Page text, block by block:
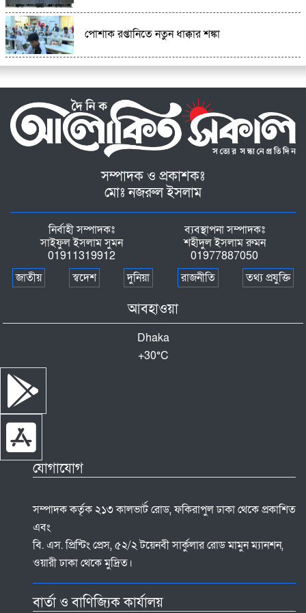
পোশাক রপ্তানিতে নতুন ধাক্কার শঙ্কা
সম্পাদক ও প্রকাশকঃ
মোঃ নজরুল ইসলাম
নির্বাহী সম্পাদকঃ
সাইফুল ইসলাম সুমন
01911319912
ব্যবস্থাপনা সম্পাদকঃ
শহীদুল ইসলাম রুমন
01977887050
জাতীয়
স্বদেশ দুনিয়া রাজনীতি তথ্য প্রযুক্তি
আবহাওয়া
Dhaka
+30°C
যোগাযোগ
সম্পাদক কর্তৃক ২১৩ কালভার্ট রোড, ফকিরাপুল ঢাকা থেকে প্রকাশিত
এবং
বি. এস. প্রিন্টিং প্রেস, ৫২/২ টয়েনবী সার্কুলার রোড মামুন ম্যানশন,
ওয়ারী ঢাকা থেকে মুদ্রিত।
বার্তা ও বাণিজ্যিক কার্যালয়